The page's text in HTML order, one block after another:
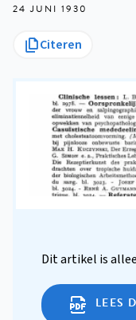
24 JUNI 1930
Citeren
Dit artikel is
LEES